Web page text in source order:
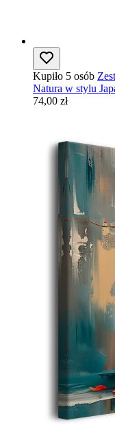
Kupiło 5 osób
Natura w stylu
74,00 zł